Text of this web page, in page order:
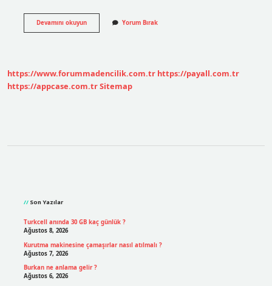
Devamını okuyunEski
Dilde
Yorum Bırak
https://www.forummadencilik.com.tr https://payall.com.tr
https://appcase.com.trSitemap
Son Yazılar
Turkcell anında 30 GB kaç günlük ?
Ağustos 8, 2026
Kurutma makinesine çamaşırlar nasıl atılmalı ?
Ağustos 7, 2026
Burkan ne anlama gelir ?
Ağustos 6, 2026